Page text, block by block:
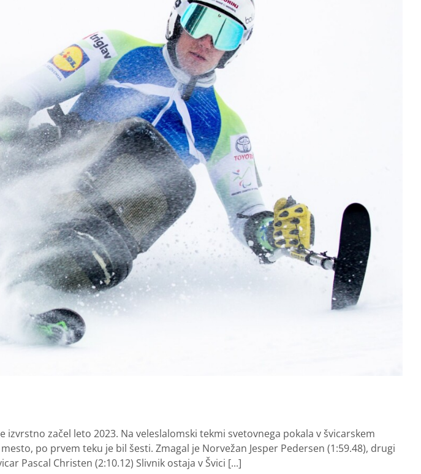
izvrstno začel leto 2023. Na veleslalomski tekmi svetovnega pokala v švicarskem
po prvem teku je bil šesti. Zmagal je Norvežan Jesper Pedersen (1:59.48), drugi
Pascal Christen (2:10.12) Slivnik ostaja v Švici [...]